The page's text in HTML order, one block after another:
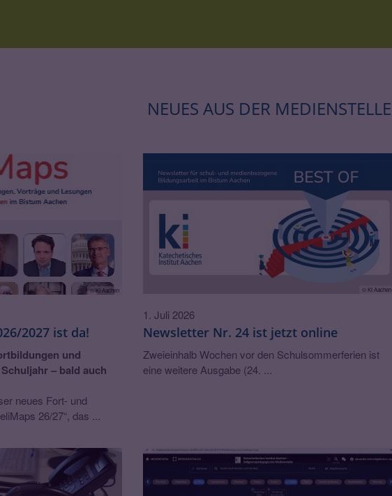
NEUES AUS DER MEDIENSTELLE
© KI Aachen
2027 ist da!
und
– bald auch
neues Fort- und
26/27“, das ...
© KI Aachen
Newsletter Nr. 24 ist jetzt online
1. Juli 2026
Zweieinhalb Wochen vor den Schulsommerferien ist
eine weitere Ausgabe (24. ...